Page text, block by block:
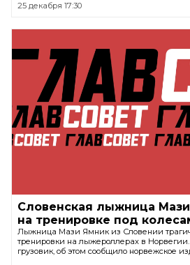
25 декабря 17:30
Словенская лыжница
на тренировке под
Лыжница Мази Ямник из Словении
тренировки на лыжероллерах в
грузовик, об этом сообщило норвежское